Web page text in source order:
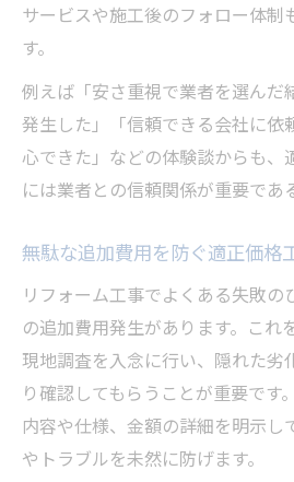
サービスや施工後のフォロー体制
す。
例えば「安さ重視で業者を選んだ
発生した」「信頼できる会社に依
心できた」などの体験談からも、
には業者との信頼関係が重要であ
無駄な追加費用を防ぐ適正価格
リフォーム工事でよくある失敗の
の追加費用発生があります。これ
現地調査を入念に行い、隠れた劣
り確認してもらうことが重要です
内容や仕様、金額の詳細を明示し
やトラブルを未然に防げます。